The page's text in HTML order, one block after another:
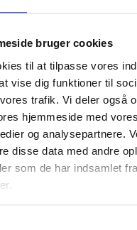
bruger cookies
til at tilpasse vores
vise dig funktioner til
trafik. Vi deler også
hjemmeside med
og analysepartnere.
disse data med andre
som de har indsamlet
til beboervalgte og
redskaber og inspiration
til